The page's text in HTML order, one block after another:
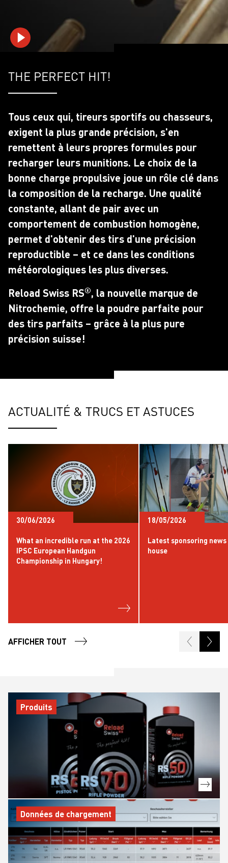
playVideo
THE PERFECT HIT!
Tous ceux qui, tireurs sportifs ou chasseurs,
exigent la plus grande précision, s'en
remettent à leurs propres formules pour
recharger leurs munitions. Le choix de la
bonne charge propulsive joue un rôle clé dans
la composition de la recharge. Une qualité
constante, allant de pair avec un
comportement de combustion homogène,
permet d'obtenir des tirs d'une précision
reproductible – et ce dans les conditions
météorologiques les plus diverses.
Reload Swiss RS®, la nouvelle marque de
Nitrochemie, offre la poudre parfaite pour
des tirs parfaits – grâce à la plus pure
précision suisse!
ACTUALITÉ & TRUCS ET ASTUCES
30/06/2026
What an incredible run at the 2026
IPSC European Handgun
Championship in Hungary!
18/05/2026
Latest sponsoring
house
AFFICHER TOUT
Produits
Données de chargement